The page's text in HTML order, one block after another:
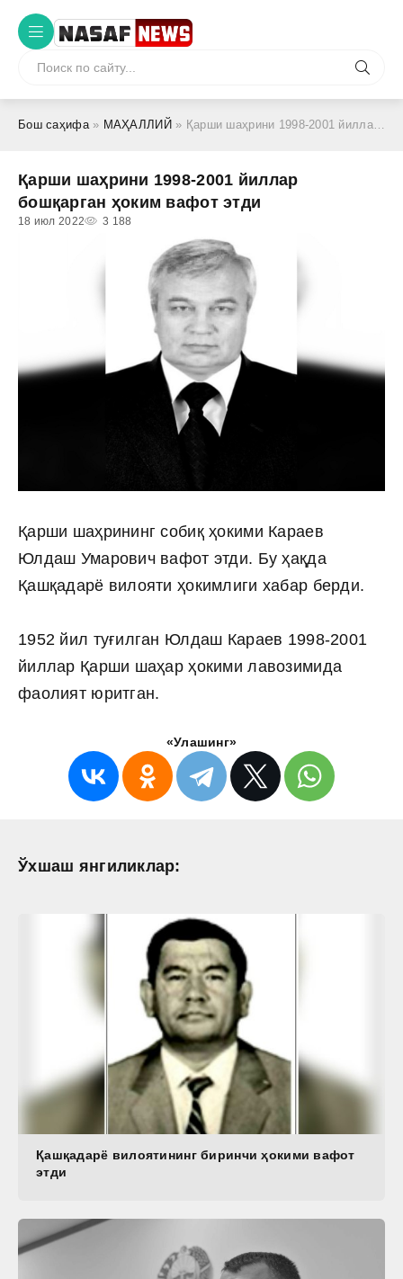
Бош саҳифа» МАҲАЛЛИЙ » Қарши шаҳрини 1998-2001 йиллар бошқарган ҳоким вафот этди
Қарши шаҳрини 1998-2001 йиллар
бошқарган ҳоким вафот этди
18 июл 2022 3 188
Қарши шаҳрининг собиқ ҳокими Караев
Юлдаш Умарович вафот этди. Бу ҳақда
Қашқадарё вилояти ҳокимлиги хабар берди.
1952 йил туғилган Юлдаш Караев 1998-2001
йиллар Қарши шаҳар ҳокими лавозимида
фаолият юритган.
«Улашинг»
Ўхшаш янгиликлар:
Қашқадарё вилоятининг биринчи ҳокими вафот
этди